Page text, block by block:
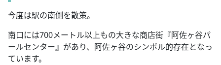
今度は駅の南側を散策。
南口には700メートル以上もの大きな商店街『阿佐ヶ谷パ
ールセンター』があり、阿佐ヶ谷のシンボル的存在となっ
ています。